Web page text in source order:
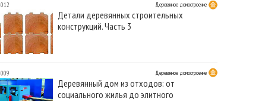
Деревянное домостроение
Детали деревянных строительных
конструкций. Часть 3
Деревянное домостроение
Деревянный дом из отходов: от
социального жилья до элитного